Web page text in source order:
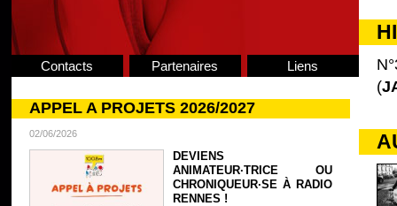
Contacts Partenaires Liens
APPEL A PROJETS 2026/2027
02/06/2026
DEVIENS
ANIMATEUR·TRICE OU
CHRONIQUEUR·SE À RADIO
RENNES !
(